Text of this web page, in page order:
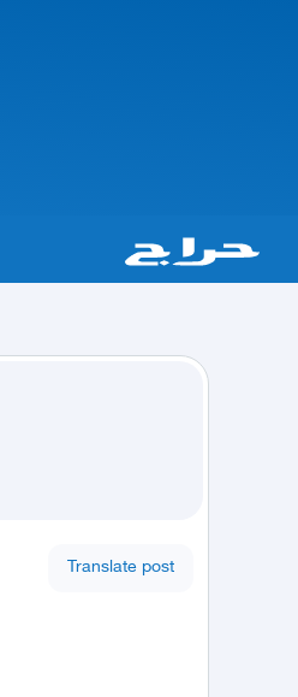
Translate post